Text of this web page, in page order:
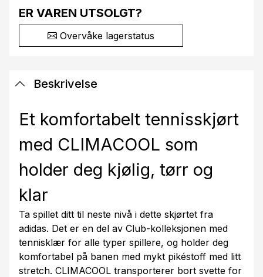
ER VAREN UTSOLGT?
Overvåke lagerstatus
Beskrivelse
Et komfortabelt tennisskjørt
med CLIMACOOL som
holder deg kjølig, tørr og
klar
Ta spillet ditt til neste nivå i dette skjørtet fra
adidas. Det er en del av Club-kolleksjonen med
tennisklær for alle typer spillere, og holder deg
komfortabel på banen med mykt pikéstoff med litt
stretch. CLIMACOOL transporterer bort svette for